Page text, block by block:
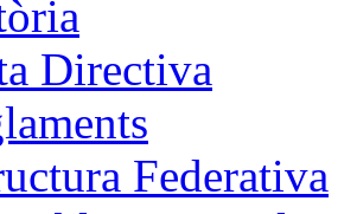
Directiva
Federativa